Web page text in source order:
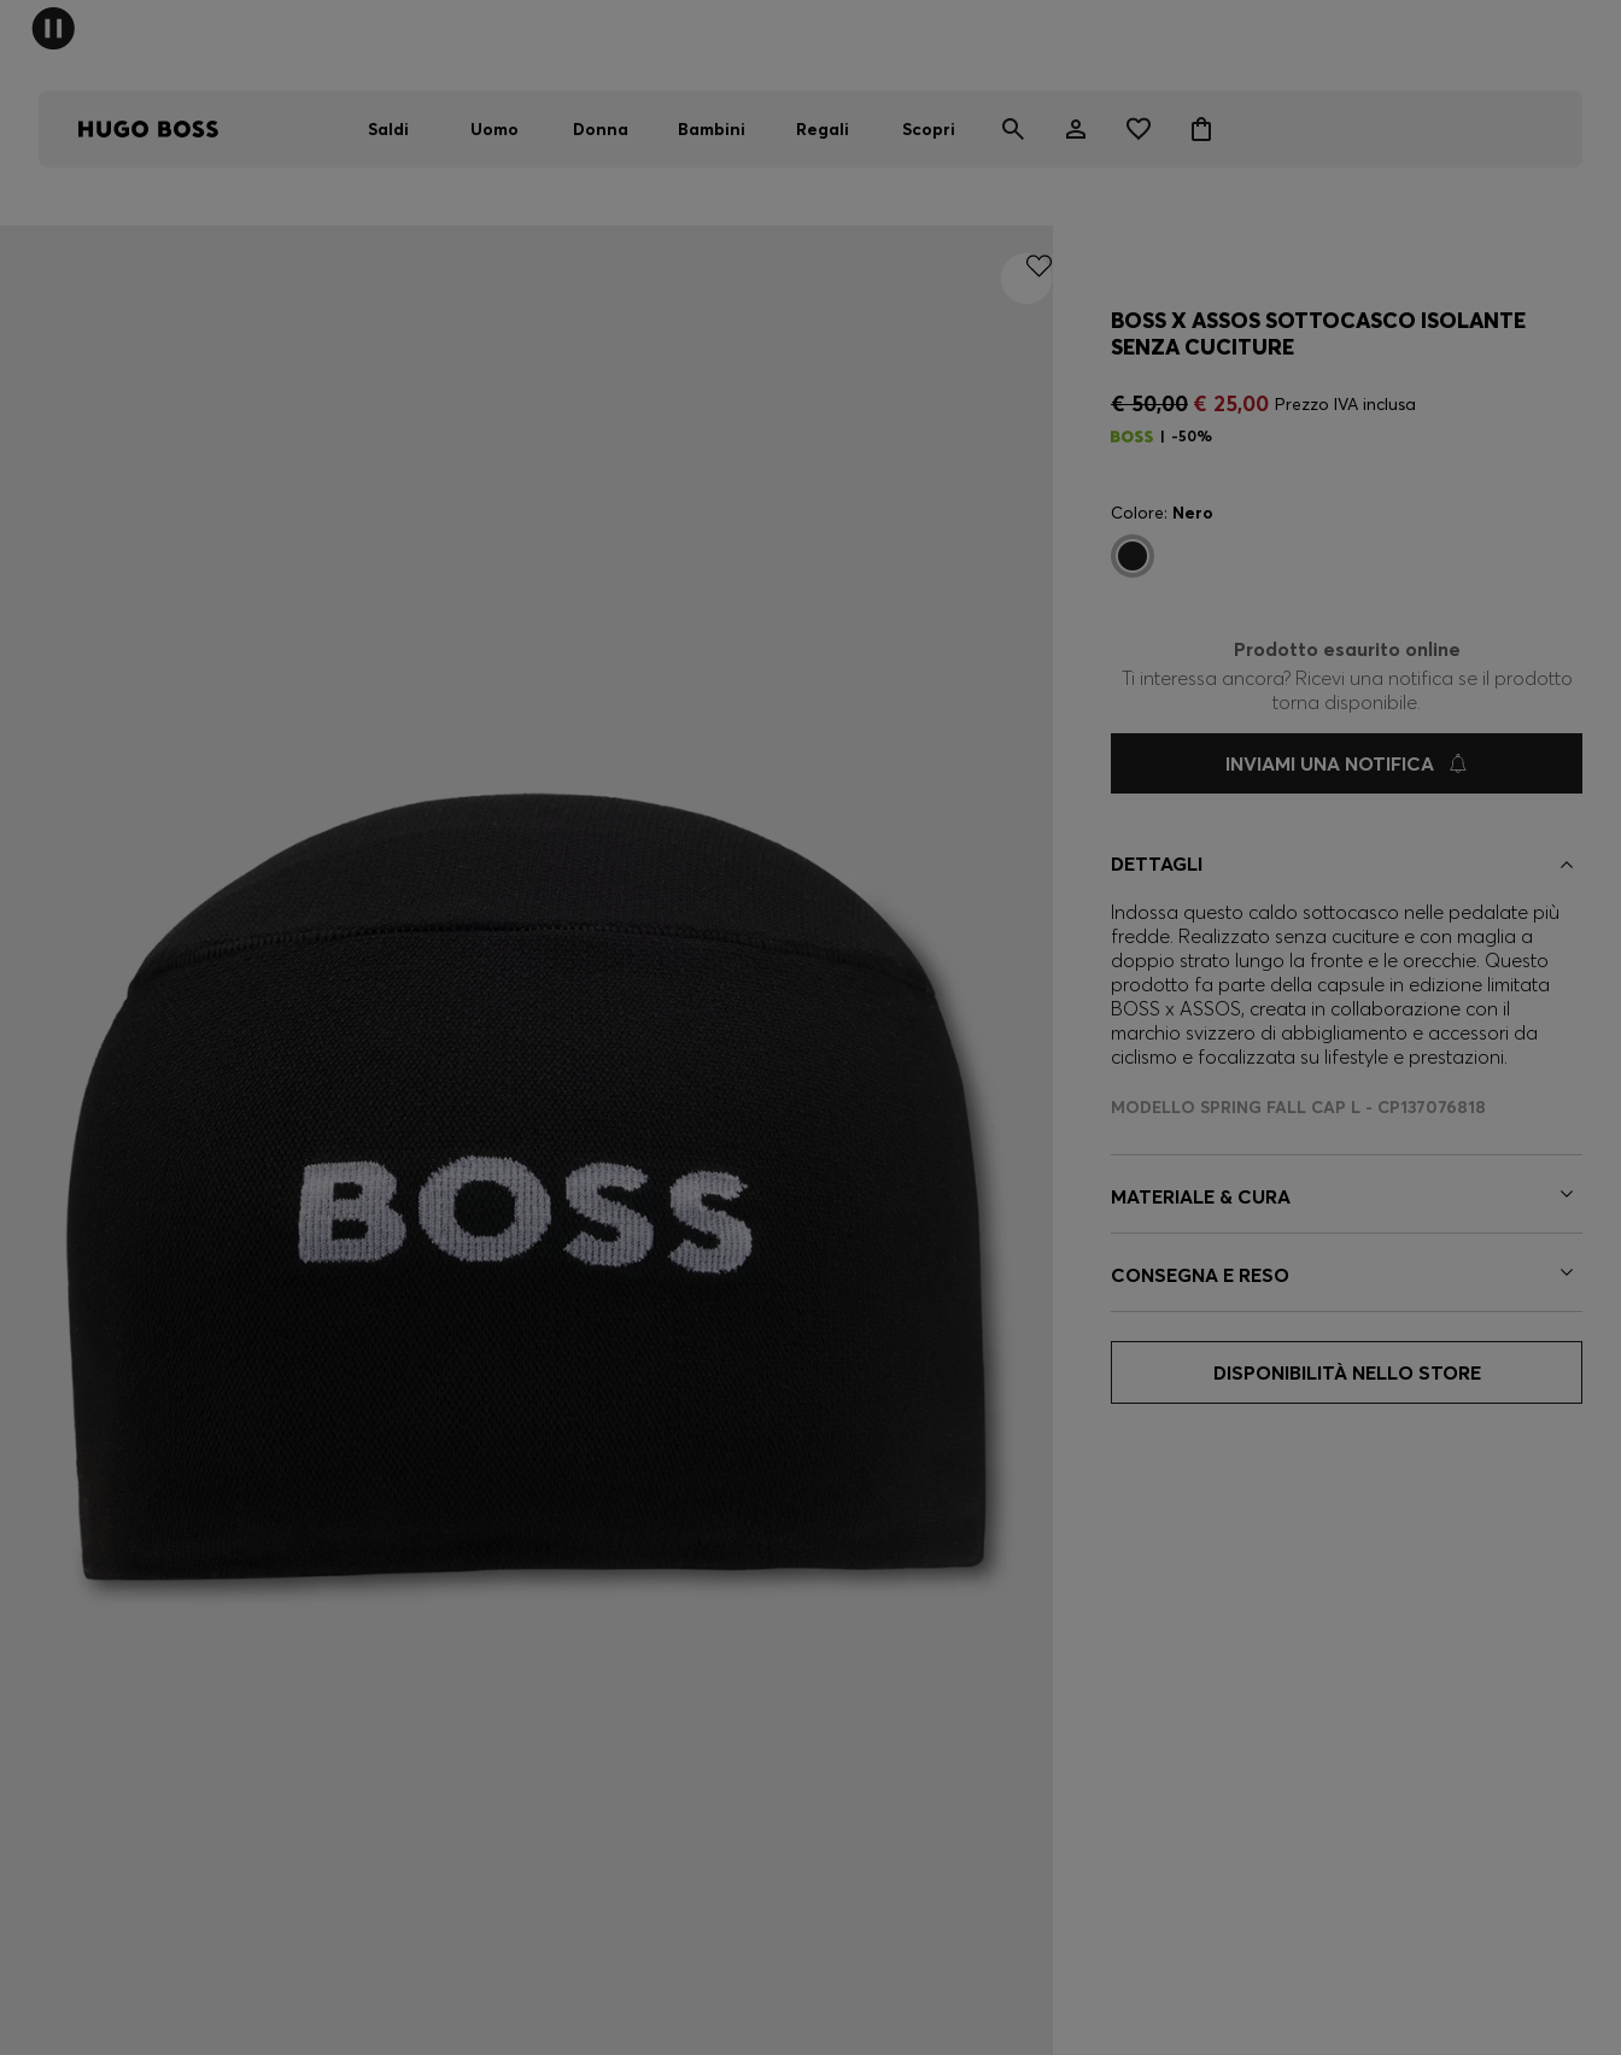
Saldi Uomo Donna Bambini Regali Scopri
BOSS X ASSOS SOTTOCASCO ISOLANTE
SENZA CUCITURE
€ 50,00 € 25,00 Prezzo IVA inclusa
-50%
Colore: Nero
Prodotto esaurito online
Ti interessa ancora? Ricevi una notifica se il prodotto
torna disponibile.
INVIAMI UNA NOTIFICA
DETTAGLI
Indossa questo caldo sottocasco nelle pedalate più
fredde. Realizzato senza cuciture e con maglia a
doppio strato lungo la fronte e le orecchie. Questo
prodotto fa parte della capsule in edizione limitata
BOSS x ASSOS, creata in collaborazione con il
marchio svizzero di abbigliamento e accessori da
ciclismo e focalizzata su lifestyle e prestazioni.
MODELLO SPRING FALL CAP L - CP137076818
MATERIALE & CURA
CONSEGNA E RESO
DISPONIBILITÀ NELLO STORE